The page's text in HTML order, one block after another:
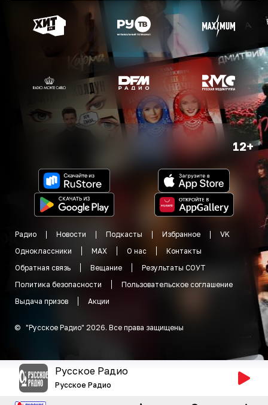
12+
Радио Новости Подкасты Избранное
VK
Одноклассники
MAX О нас
Контакты
Обратная связь
Вещание
Результаты СОУТ
Политика безопасности
Пользовательское соглашение
Выдача призов
Акции
© "Русское Радио" 2026. Все права защищены
Русское Радио
Русское Радио